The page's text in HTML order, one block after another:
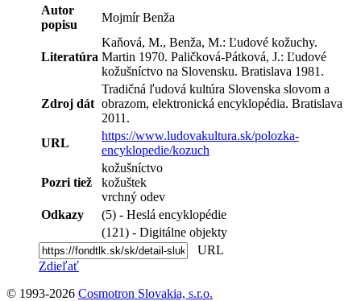
Autor
popisu
Mojmír Benža
Literatúra
Kaňová, M., Benža, M.: Ľudové kožuchy.
Martin 1970. Paličková-Pátková, J.: Ľudové
kožušníctvo na Slovensku. Bratislava 1981.
Zdroj dát
Tradičná ľudová kultúra Slovenska slovom a
obrazom, elektronická encyklopédia. Bratislava
2011.
URL
https://www.ludovakultura.sk/polozka-
encyklopedie/kozuch
Pozri tiež
kožušníctvo
kožuštek
vrchný odev
Odkazy
(5) - Heslá encyklopédie
(121) - Digitálne objekty
URL
Zdieľať
© 1993-2026 Cosmotron Slovakia, s.r.o.